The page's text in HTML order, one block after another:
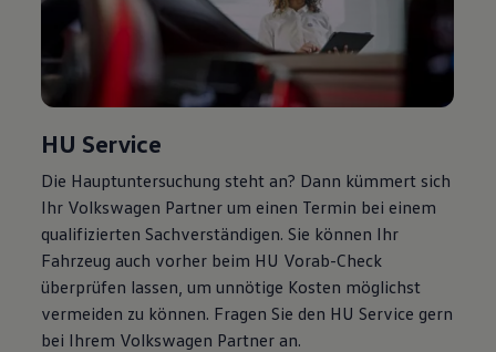
HU Service
Die Hauptuntersuchung steht an? Dann kümmert sich
Ihr Volkswagen Partner um einen Termin bei einem
qualifizierten Sachverständigen. Sie können Ihr
Fahrzeug auch vorher beim HU Vorab-Check
überprüfen lassen, um unnötige Kosten möglichst
vermeiden zu können. Fragen Sie den HU Service gern
bei Ihrem Volkswagen Partner an.